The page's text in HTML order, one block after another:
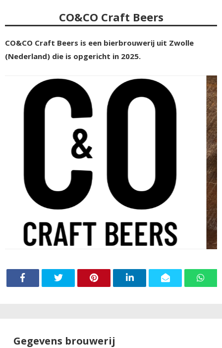
CO&CO Craft Beers
CO&CO Craft Beers is een bierbrouwerij uit Zwolle
(Nederland) die is opgericht in 2025.
Gegevens brouwerij